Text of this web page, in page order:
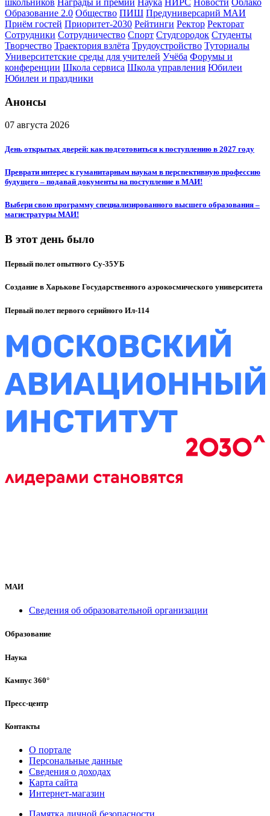
школьников Награды и премии Наука НИРС Новости Облако
Образование 2.0 Общество ПИШ Предуниверсарий МАИ
Приём гостей Приоритет-2030 Рейтинги Ректор Ректорат
Сотрудники Сотрудничество Спорт Студгородок Студенты
Творчество Траектория взлёта Трудоустройство Туториалы
Университетские среды для учителей Учёба Форумы и
конференции Школа сервиса Школа управления Юбилеи
Юбилеи и праздники
Анонсы
07 августа 2026
День открытых дверей: как подготовиться к поступлению в 2027 году
Преврати интерес к гуманитарным наукам в перспективную профессию
будущего – подавай документы на поступление в МАИ!
Выбери свою программу специализированного высшего образования –
магистратуры МАИ!
В этот день было
Первый полет опытного Су-35УБ
Создание в Харькове Государственного аэрокосмического университета
Первый полет первого серийного Ил-114
МАИ
Сведения об образовательной организации
Образование
Наука
Кампус 360°
Пресс-центр
Контакты
О портале
Персональные данные
Сведения о доходах
Карта сайта
Интернет-магазин